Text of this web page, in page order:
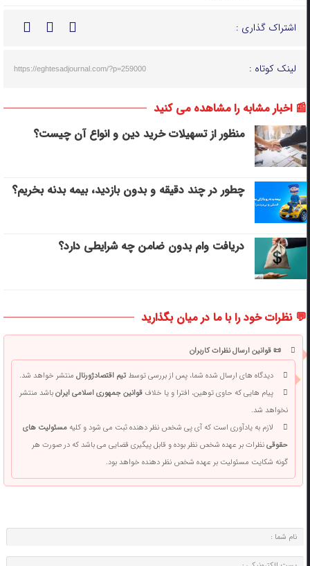
اشتراک گذاری :
لینک کوتاه : https://eghtesadjournal.com/?p=259000
📰 اخبار مشابه را مشاهده می کنید
منظور از تسهیلات خرید دین و انواع آن چیست؟
چطور در چند دقیقه و بدون بازدید، بیمه بدنه بخریم؟
دریافت وام بدون ضامن چه شرایطی دارد؟
💬 نظرات خود را با ما در میان بگذارید
📜 قوانین ارسال نظرات کاربران
دیدگاه های ارسال شده شما، پس از بررسی توسطتیم اقتصادژورنالمنتشر خواهد شد.
پیام هایی که حاوی توهین، افترا و یا خلافقوانین جمهوری اسلامی ایرانباشد منتشر
نخواهد شد.
لازم به یادآوری است که آی پی شخص نظر دهنده ثبت می شود و کلیهمسئولیت های
حقوقینظرات بر عهده شخص نظر بوده و قابل پیگیری قضایی می باشد که در صورت هر
گونه شکایت مسئولیت بر عهده شخص نظر دهنده خواهد بود.